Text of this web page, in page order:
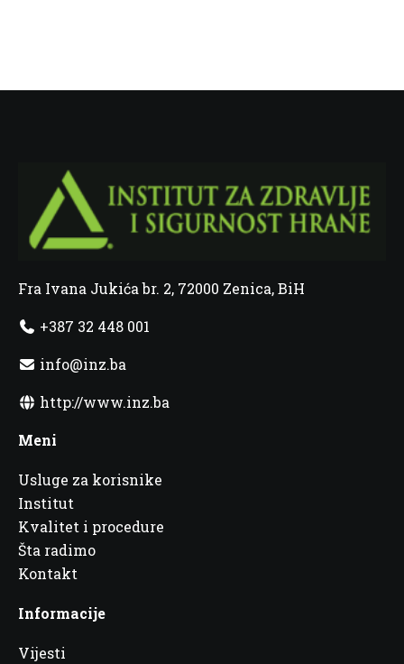
Fra Ivana Jukića br. 2, 72000 Zenica, BiH
+387 32 448 001
info@inz.ba
http://www.inz.ba
Meni
Usluge za korisnike
Institut
Kvalitet i procedure
Šta radimo
Kontakt
Informacije
Vijesti